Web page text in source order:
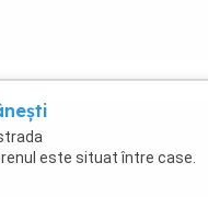
este situat între case.